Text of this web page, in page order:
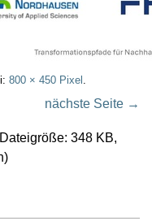
800 × 450 Pixel .
nächste Seite →
348 KB,